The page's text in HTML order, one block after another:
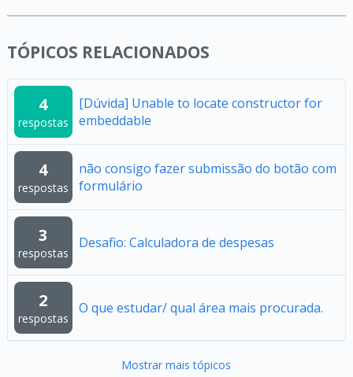
TÓPICOS RELACIONADOS
4
respostas
[Dúvida] Unable to locate constructor for
embeddable
4
respostas
não consigo fazer submissão do botão com
formulário
3
respostas
Desafio: Calculadora de despesas
2
respostas
O que estudar/ qual área mais procurada.
Mostrar mais tópicos